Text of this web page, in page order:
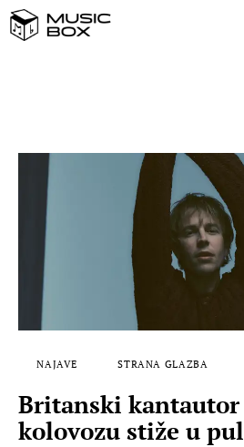
DOMAĆA GLAZBA
STRANA GLAZBA
MUSIC BOX
NAJAVE STRANA GLAZBA
Britanski
kolovozu stiže u